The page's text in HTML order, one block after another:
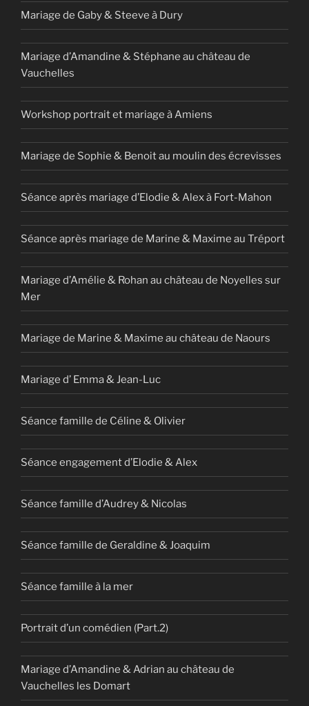
Mariage de Gaby & Steeve à Dury
Mariage d’Amandine & Stéphane au château de
Vauchelles
Workshop portrait et mariage à Amiens
Mariage de Sophie & Benoit au moulin des écrevisses
Séance après mariage d’Elodie & Alex à Fort-Mahon
Séance après mariage de Marine & Maxime au Tréport
Mariage d’Amélie & Rohan au château de Noyelles sur
Mer
Mariage de Marine & Maxime au château de Naours
Mariage d’ Emma & Jean-Luc
Séance famille de Céline & Olivier
Séance engagement d’Elodie & Alex
Séance famille d’Audrey & Nicolas
Séance famille de Geraldine & Joaquim
Séance famille à la mer
Portrait d’un comédien (Part.2)
Mariage d’Amandine & Adrian au château de
Vauchelles les Domart